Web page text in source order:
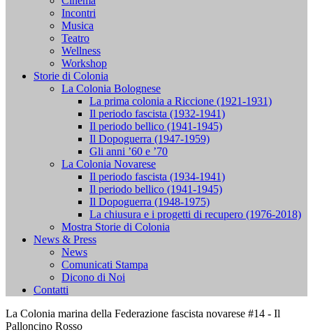
Incontri
Musica
Teatro
Wellness
Workshop
Storie di Colonia
La Colonia Bolognese
La prima colonia a Riccione (1921-1931)
Il periodo fascista (1932-1941)
Il periodo bellico (1941-1945)
Il Dopoguerra (1947-1959)
Gli anni ’60 e ’70
La Colonia Novarese
Il periodo fascista (1934-1941)
Il periodo bellico (1941-1945)
Il Dopoguerra (1948-1975)
La chiusura e i progetti di recupero (1976-2018)
Mostra Storie di Colonia
News & Press
News
Comunicati Stampa
Dicono di Noi
Contatti
La Colonia marina della Federazione fascista novarese #14 - Il
Palloncino Rosso